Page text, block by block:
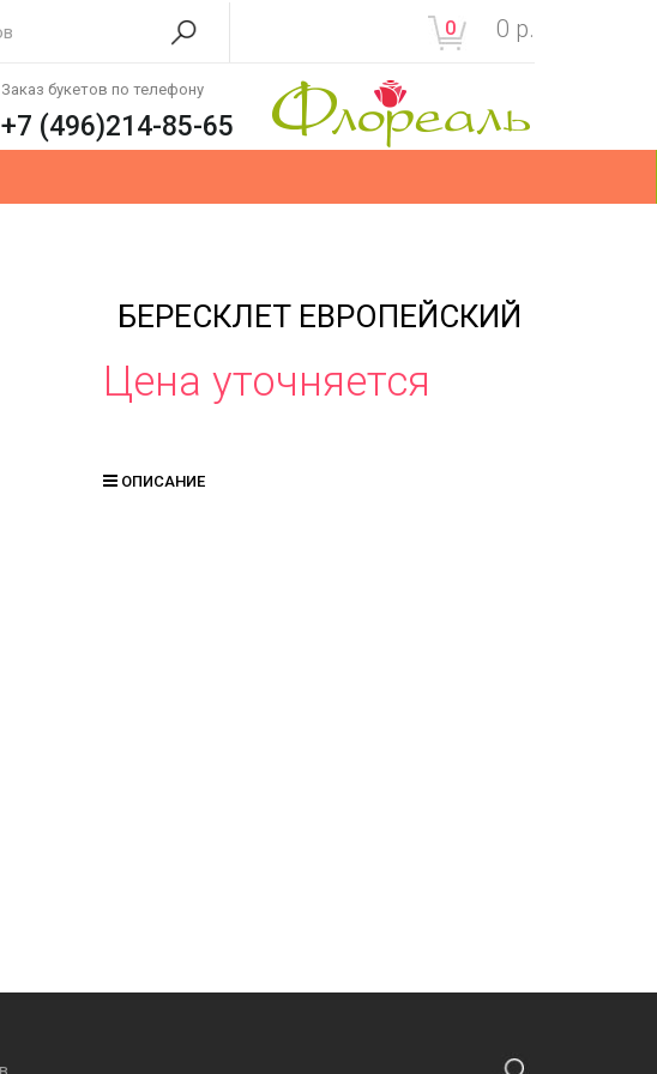
0 0 р.
Заказ букетов по телефону
+7 (496)214-85-65
БЕРЕСКЛЕТ ЕВРОПЕЙСКИЙ
Цена уточняется
ОПИСАНИЕ